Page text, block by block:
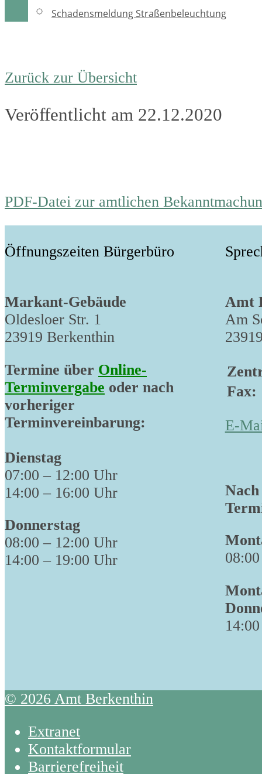
Schadensmeldung Straßenbeleuchtung
Zurück zur Übersicht
Veröffentlicht am 22.12.2020
PDF-Datei zur amtlichen
Öffnungszeiten Bürgerbüro
Markant-Gebäude
Oldesloer Str. 1
23919 Berkenthin
Termine über Online-
Terminvergabe oder nach
vorheriger
Terminvereinbarung:
Dienstag
07:00 – 12:00 Uhr
14:00 – 16:00 Uhr
Donnerstag
08:00 – 12:00 Uhr
14:00 – 19:00 Uhr
Amt
Am
Fax:
E-
© 2026 Amt Berkenthin
Extranet
Kontaktformular
Barrierefreiheit